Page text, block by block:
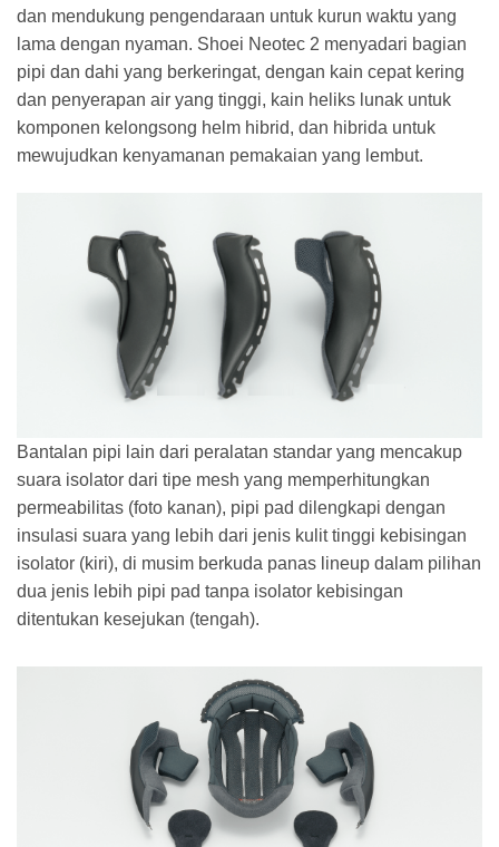
dan mendukung pengendaraan untuk kurun waktu yang
lama dengan nyaman. Shoei Neotec 2 menyadari bagian
pipi dan dahi yang berkeringat, dengan kain cepat kering
dan penyerapan air yang tinggi, kain heliks lunak untuk
komponen kelongsong helm hibrid, dan hibrida untuk
mewujudkan kenyamanan pemakaian yang lembut.
Bantalan pipi lain dari peralatan standar yang mencakup
suara isolator dari tipe mesh yang memperhitungkan
permeabilitas (foto kanan), pipi pad dilengkapi dengan
insulasi suara yang lebih dari jenis kulit tinggi kebisingan
isolator (kiri), di musim berkuda panas lineup dalam pilihan
dua jenis lebih pipi pad tanpa isolator kebisingan
ditentukan kesejukan (tengah).